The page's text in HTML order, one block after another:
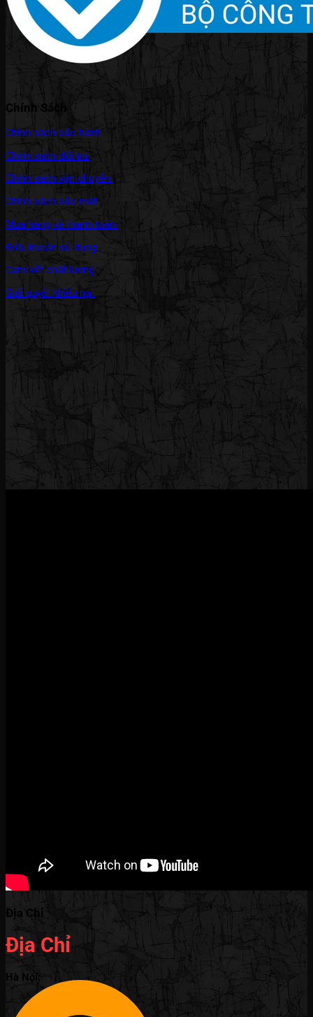
Chính Sách
Chính sách bảo hành.
Chính sách đổi trả.
Chính sách vận chuyển.
Chính sách bảo mật.
Mua hàng và thanh toán.
Điều khoản sử dụng.
Cam kết chất lượng.
Giải quyết khiếu nại.
Địa Chỉ
Địa Chỉ
Hà Nội: